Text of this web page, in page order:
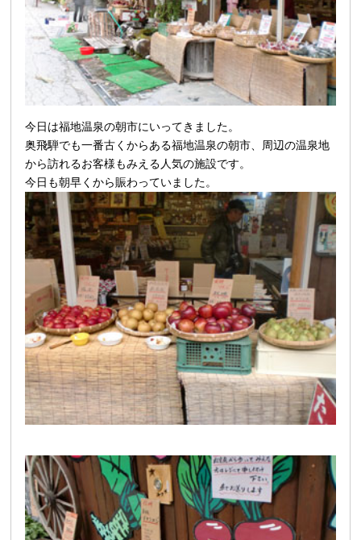
今日は福地温泉の朝市にいってきました。
奥飛騨でも一番古くからある福地温泉の朝市、周辺の温泉地
から訪れるお客様もみえる人気の施設です。
今日も朝早くから賑わっていました。